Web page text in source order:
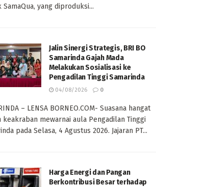
SamaQua, yang diproduksi...
Jalin Sinergi Strategis, BRI BO
Samarinda Gajah Mada
Melakukan Sosialisasi ke
Pengadilan Tinggi Samarinda
04/08/2026 0
– LENSA BORNEO.COM- Suasana hangat
keakraban mewarnai aula Pengadilan Tinggi
pada Selasa, 4 Agustus 2026. Jajaran PT...
Harga Energi dan Pangan
Berkontribusi Besar terhadap